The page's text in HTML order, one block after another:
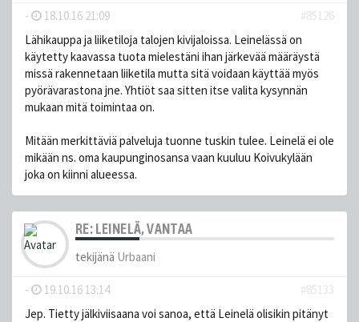
- 18.10.16 21:09
#85126
Lähikauppa ja liiketiloja talojen kivijaloissa. Leinelässä on
käytetty kaavassa tuota mielestäni ihan järkevää määräystä
missä rakennetaan liiketila mutta sitä voidaan käyttää myös
pyörävarastona jne. Yhtiöt saa sitten itse valita kysynnän
mukaan mitä toimintaa on.
Mitään merkittäviä palveluja tuonne tuskin tulee. Leinelä ei ole
mikään ns. oma kaupunginosansa vaan kuuluu Koivukylään
joka on kiinni alueessa.
RE: LEINELÄ, VANTAA
tekijänä Urbaani
- 19.10.16 13:14
#85133
Jep. Tietty jälkiviisaana voi sanoa, että Leinelä olisikin pitänyt